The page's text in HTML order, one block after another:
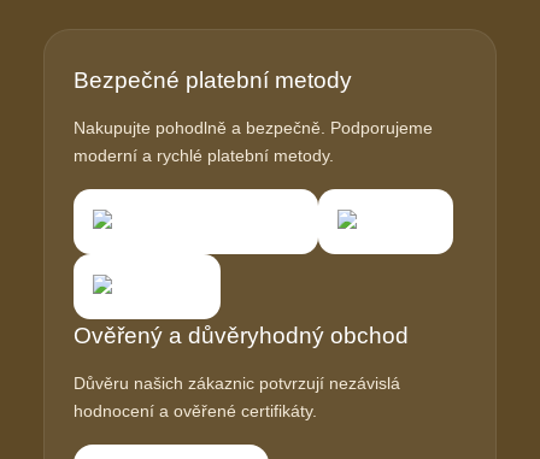
Bezpečné platební metody
Nakupujte pohodlně a bezpečně. Podporujeme
moderní a rychlé platební metody.
Ověřený a důvěryhodný obchod
Důvěru našich zákaznic potvrzují nezávislá
hodnocení a ověřené certifikáty.